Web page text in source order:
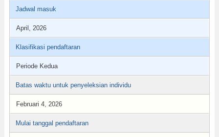
Jadwal masuk
April, 2026
Klasifikasi pendaftaran
Periode Kedua
Batas waktu untuk penyeleksian individu
Februari 4, 2026
Mulai tanggal pendaftaran